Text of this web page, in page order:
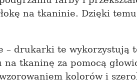
na tkaninie. Dzięki
– drukarki te wykorzystują
na tkaninę za pomocą
kolorów i